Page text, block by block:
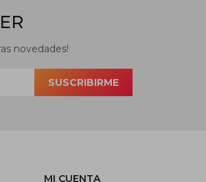
MI CUENTA
novedades!
SUSCRIBIRME